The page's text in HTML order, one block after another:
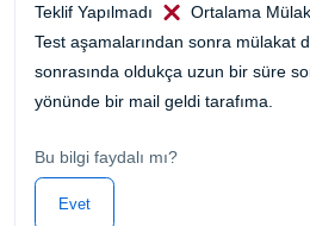
Teklif Yapılmadı
Ortalama
Test aşamalarından sonra mülakat
sonrasında oldukça uzun bir süre
yönünde bir mail geldi tarafıma.
Bu bilgi faydalı mı?
Evet